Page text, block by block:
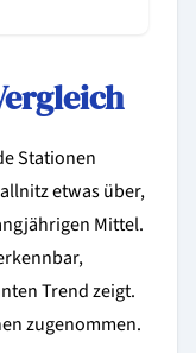
Stationen
etwas über,
Mittel.
Trend zeigt.
zugenommen.